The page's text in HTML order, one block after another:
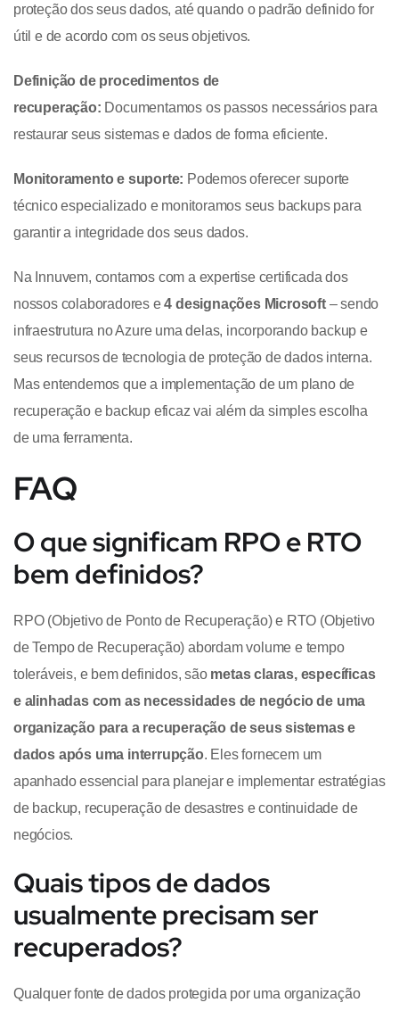
proteção dos seus dados, até quando o padrão definido for
útil e de acordo com os seus objetivos.
Definição de procedimentos de
recuperação: Documentamos os passos necessários para
restaurar seus sistemas e dados de forma eficiente.
Monitoramento e suporte: Podemos oferecer suporte
técnico especializado e monitoramos seus backups para
garantir a integridade dos seus dados.
Na Innuvem, contamos com a expertise certificada dos
nossos colaboradores e4 designações Microsoft – sendo
infraestrutura no Azure uma delas, incorporando backup e
seus recursos de tecnologia de proteção de dados interna.
Mas entendemos que a implementação de um plano de
recuperação e backup eficaz vai além da simples escolha
de uma ferramenta.
FAQ
O que significam RPO e RTO
bem definidos?
RPO (Objetivo de Ponto de Recuperação) e RTO (Objetivo
de Tempo de Recuperação) abordam volume e tempo
toleráveis, e bem definidos, são metas claras, específicas
e alinhadas com as necessidades de negócio de uma
organização para a recuperação de seus sistemas e
dados após uma interrupção. Eles fornecem um
apanhado essencial para planejar e implementar estratégias
de backup, recuperação de desastres e continuidade de
negócios.
Quais tipos de dados
usualmente precisam ser
recuperados?
Qualquer fonte de dados protegida por uma organização